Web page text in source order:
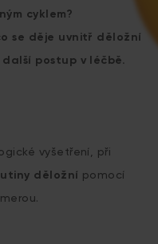
UA
cyklem?
se děje uvnitř děložní
postup v léčbě.
vyšetření, při
děložní pomocí